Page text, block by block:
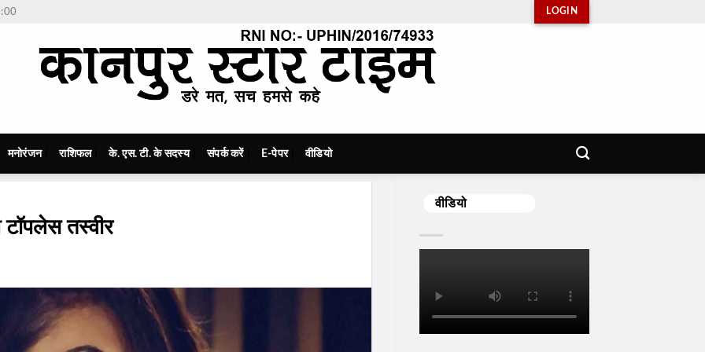
LOGIN
मनोरंजन राशिफल के. एस. टी. के सदस्य संपर्क करें E-पेपर वीडियो
तस्वीर
वीडियो